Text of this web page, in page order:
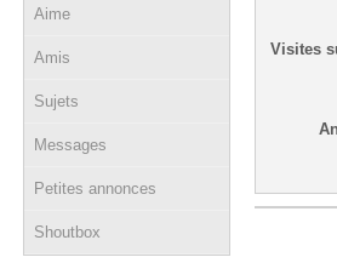
Aime
Amis
Sujets
Messages
Petites annonces
Shoutbox
Visites